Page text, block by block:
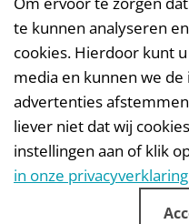
Stuur
Mindwize |
te kunnen analyseren
cookies. Hierdoor kunt
media en kunnen we
advertenties
liever niet dat wij
instellingen aan of klik
in onze privacyverklaring